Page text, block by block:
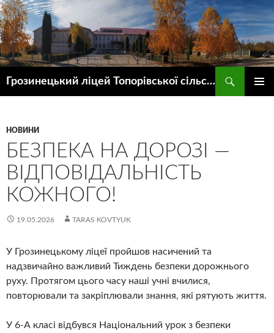
Грозинецький ліцей Топорівської сільської ради
НОВИНИ
БЕЗПЕКА НА ДОРОЗІ —
ВІДПОВІДАЛЬНІСТЬ
КОЖНОГО!
19.05.2026 TARAS KOVTYUK
У Грозинецькому ліцеї пройшов насичений та
надзвичайно важливий Тиждень безпеки дорожнього
руху. Протягом цього часу наші учні вчилися,
повторювали та закріплювали знання, які рятують життя.
У 6-А класі відбувся Національний урок з безпеки